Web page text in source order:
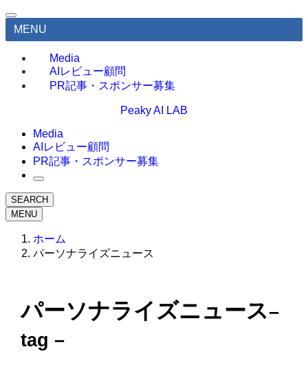
MENU
Media
AIレビュー顧問
PR記事・スポンサー募集
Peaky AI LAB
Media
AIレビュー顧問
PR記事・スポンサー募集
SEARCH
MENU
ホーム
パーソナライズニュース
パーソナライズニュース–
tag –